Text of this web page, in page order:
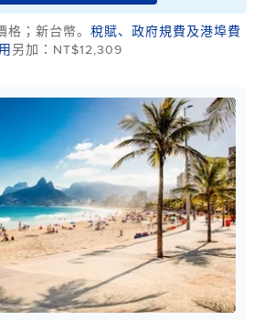
；新台幣。 稅賦、政府規費及港埠費
用 另加：NT$12,309